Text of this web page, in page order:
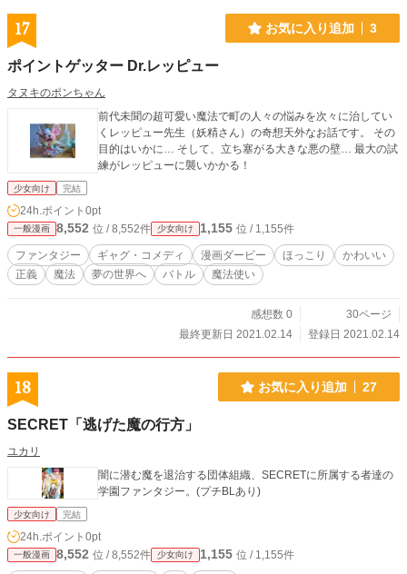
17 お気に入り追加 3
ポイントゲッター Dr.レッピュー
タヌキのポンちゃん
前代未聞の超可愛い魔法で町の人々の悩みを次々に治してい
くレッピュー先生（妖精さん）の奇想天外なお話です。 その
目的はいかに… そして、立ち塞がる大きな悪の壁… 最大の試
練がレッピューに襲いかかる！
少女向け 完結
24h.ポイント 0pt
一般漫画 8,552 位 / 8,552件 少女向け 1,155 位 / 1,155件
ファンタジー ギャグ・コメディ 漫画ダービー ほっこり
かわいい
正義
魔法 夢の世界へ バトル 魔法使い
感想数 0
30ページ
最終更新日 2021.02.14
登録日 2021.02.14
18 お気に入り追加 27
SECRET「逃げた魔の行方」
ユカリ
闇に潜む魔を退治する団体組織、SECRETに所属する者達の
学園ファンタジー。(プチBLあり)
少女向け 完結
24h.ポイント 0pt
一般漫画 8,552 位 / 8,552件 少女向け 1,155 位 / 1,155件